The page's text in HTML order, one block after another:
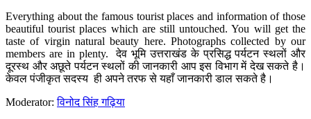
Everything about the famous tourist places and information of those
beautiful tourist places which are still untouched. You will get the
taste of virgin natural beauty here. Photographs collected by our
members are in plenty. देव भूमि उत्तराखंड के प्रसिद्ध पर्यटन स्थलों और
दूरस्थ और अछूते पर्यटन स्थलों की जानकारी आप इस विभाग में देख सकते है।
केवल पंजीकृत सदस्य ही अपने तरफ से यहाँ जानकारी डाल सकते है।
Moderator:विनोद सिंह गढ़िया